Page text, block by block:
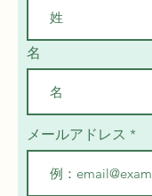
名
メールアドレス